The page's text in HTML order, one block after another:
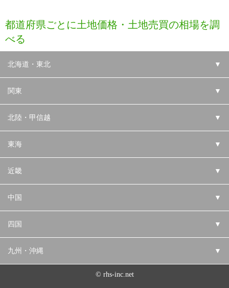
都道府県ごとに土地価格・土地売買の相場を調
べる
北海道・東北 ▼
関東 ▼
北陸・甲信越 ▼
東海 ▼
近畿 ▼
中国 ▼
四国 ▼
九州・沖縄 ▼
© rhs-inc.net